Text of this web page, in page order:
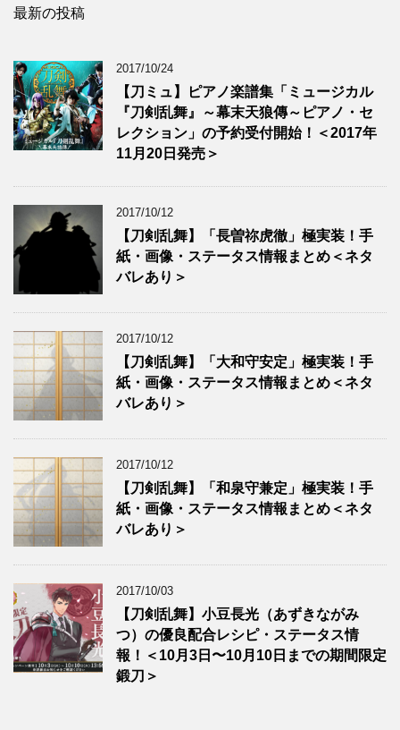
最新の投稿
2017/10/24
【刀ミュ】ピアノ楽譜集「ミュージカル
『刀剣乱舞』～幕末天狼傳～ピアノ・セ
レクション」の予約受付開始！＜2017年
11月20日発売＞
2017/10/12
【刀剣乱舞】「長曽祢虎徹」極実装！手
紙・画像・ステータス情報まとめ＜ネタ
バレあり＞
2017/10/12
【刀剣乱舞】「大和守安定」極実装！手
紙・画像・ステータス情報まとめ＜ネタ
バレあり＞
2017/10/12
【刀剣乱舞】「和泉守兼定」極実装！手
紙・画像・ステータス情報まとめ＜ネタ
バレあり＞
2017/10/03
【刀剣乱舞】小豆長光（あずきながみ
つ）の優良配合レシピ・ステータス情
報！＜10月3日〜10月10日までの期間限定
鍛刀＞